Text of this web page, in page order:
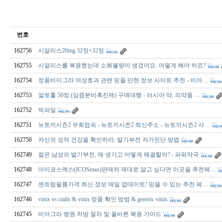
번호
162756 시알리스20mg 32정+32정
162755 시알리스를 복용했는데 소화불량이 생겼어요. 어떻게 해야 하죠?
162754 정품비아그라 여성효과 관련 믿을 만한 정보 사이트 추천 - 비아…
162753 알로홀 50정 (담즙분비촉진제) 구매대행 - 러시아 약, 의약품 …
162752 빅파일
162751 뉴토끼시즌2 우회접속 - 뉴토끼시즌2 최신주소 - 뉴토끼시즌2 사…
162750 자신의 성적 건강을 확인하라: 발기부전 자가진단 방법
162749 젊은 남성의 발기부전, 왜 생기고 어떻게 해결할까? - 파워약국
162748 아이코스맥스(ICOSmax)판매처 제대로 알고 싶다면 이곳을 추천해…
162747 센트립필름가격 최신 정보 매일 업데이트! 믿을 수 있는 추천 페…
162746 vinix vs cialis & vinix 정품 확인 방법 & generic vinix
162745 비아그라 병원 처방 절차 및 올바른 복용 가이드